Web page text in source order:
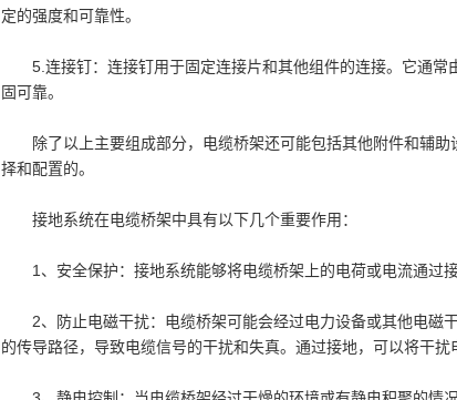
定的强度和可靠性。
5.连接钉：连接钉用于固定连接片和其他组件的连接。它通
固可靠。
除了以上主要组成部分，电缆桥架还可能包括其他附件和辅
择和配置的。
接地系统在电缆桥架中具有以下几个重要作用：
1、安全保护：接地系统能够将电缆桥架上的电荷或电流通过
2、防止电磁干扰：电缆桥架可能会经过电力设备或其他电磁
的传导路径，导致电缆信号的干扰和失真。通过接地，可以将干